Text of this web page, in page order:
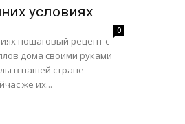
условиях
0
пошаговый рецепт с
дома своими руками
в нашей стране
же их...